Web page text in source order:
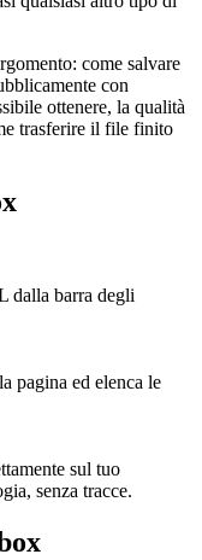
come salvare
con
ottenere, la qualità
trasferire il file finito
dalla barra degli
pagina ed elenca le
sul tuo
senza tracce.